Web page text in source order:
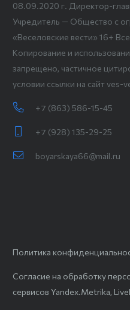
08.09.2020 г. Директор-
Учредитель — Общество с
«Веселовские вести» 16+
Копирование и
запрещено, частичное
условии ссылки на сайт ves-
+7 (863) 586-15-45
+7 (928) 135-29-25
boyarskaya66@mail.ru
Политика
Согласие на обработку
сервисов Yandex.Metrika,